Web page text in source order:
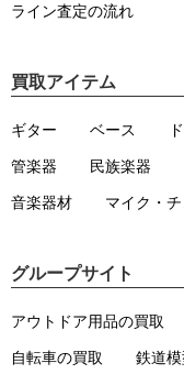
ライン査定の流れ
買取アイテム
ギター ベース
管楽器 民族楽器
音楽器材 マイク・
グループサイト
アウトドア用品の買取
自転車の買取 鉄道